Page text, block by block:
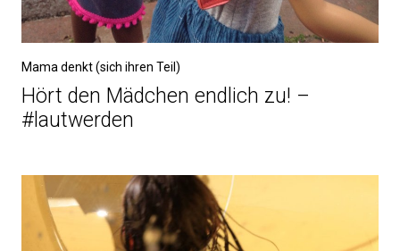
Mama denkt (sich ihren Teil)
Hört den Mädchen endlich zu! –
#lautwerden